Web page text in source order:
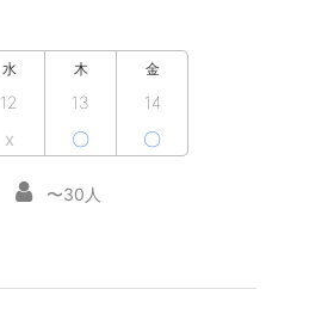
水
12
x
木
13
〇
金
14
〇
〜30人